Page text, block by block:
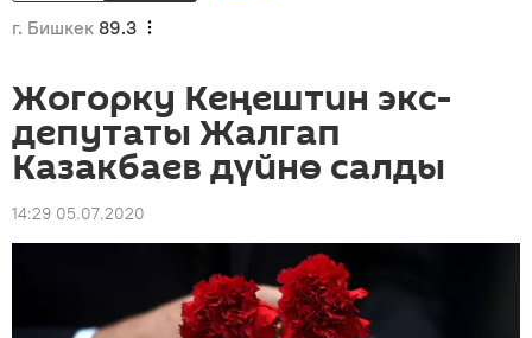
г. Бишкек 89.3
Жогорку Кеңештин экс-
депутаты Жалгап
Казакбаев дүйнө салды
14:29 05.07.2020